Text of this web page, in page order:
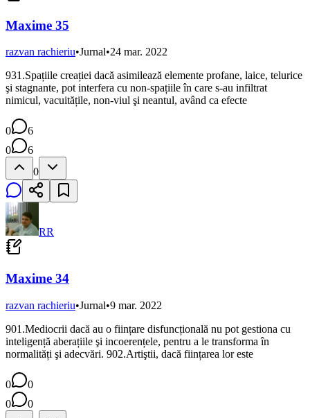
Maxime 35
razvan rachieriu•Jurnal•24 mar. 2022
931.Spațiile creației dacă asimilează elemente profane, laice, telurice
şi stagnante, pot interfera cu non-spațiile în care s-au infiltrat
nimicul, vacuitățile, non-viul şi neantul, având ca efecte
0
6
0
6
0
RR
Maxime 34
razvan rachieriu•Jurnal•9 mar. 2022
901.Mediocrii dacă au o ființare disfuncțională nu pot gestiona cu
inteligență aberațiile şi incoerențele, pentru a le transforma în
normalități şi adecvări. 902.Artiştii, dacă ființarea lor este
0
0
0
0